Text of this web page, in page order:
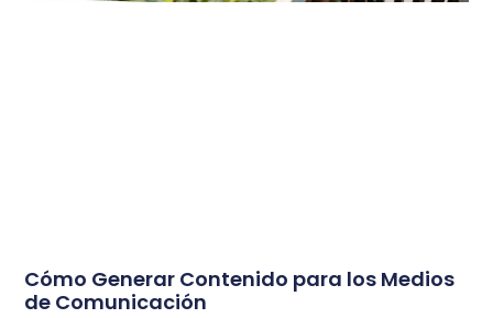
Cómo Generar Contenido para los Medios
de Comunicación